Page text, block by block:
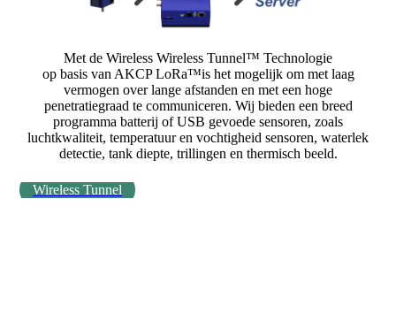
Met de Wireless Wireless Tunnel™ Technologie
op basis van AKCP LoRa™is het mogelijk om met laag
vermogen over lange afstanden en met een hoge
penetratiegraad te communiceren. Wij bieden een breed
programma batterij of USB gevoede sensoren, zoals
luchtkwaliteit, temperatuur en vochtigheid sensoren, waterlek
detectie, tank diepte, trillingen en thermisch beeld.
Wireless Tunnel